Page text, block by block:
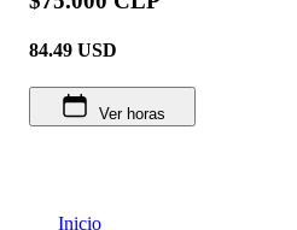
84.49 USD
Ver horas
Inicio